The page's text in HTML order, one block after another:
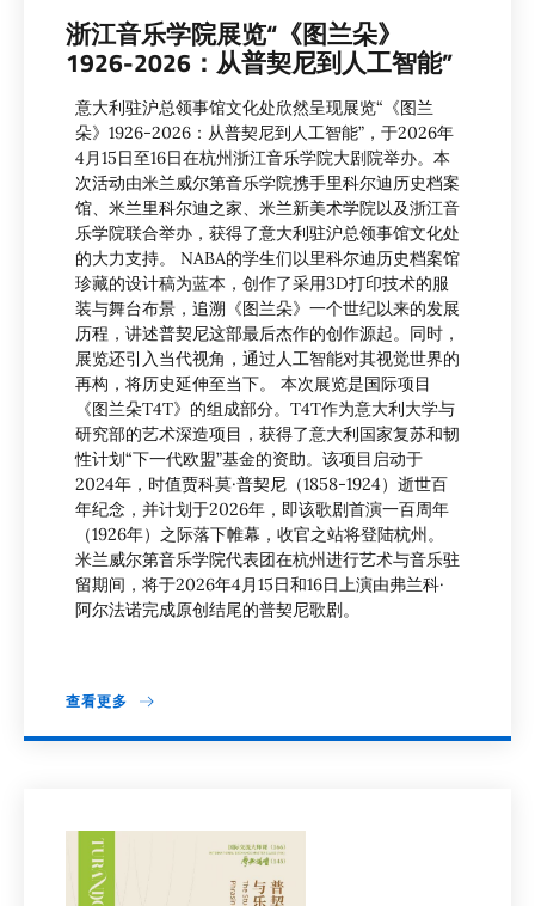
浙江音乐学院展览“《图兰朵》
1926-2026：从普契尼到人工智能”
意大利驻沪总领事馆文化处欣然呈现展览“《图兰
朵》1926-2026：从普契尼到人工智能”，于2026年
4月15日至16日在杭州浙江音乐学院大剧院举办。本
次活动由米兰威尔第音乐学院携手里科尔迪历史档案
馆、米兰里科尔迪之家、米兰新美术学院以及浙江音
乐学院联合举办，获得了意大利驻沪总领事馆文化处
的大力支持。 NABA的学生们以里科尔迪历史档案馆
珍藏的设计稿为蓝本，创作了采用3D打印技术的服
装与舞台布景，追溯《图兰朵》一个世纪以来的发展
历程，讲述普契尼这部最后杰作的创作源起。同时，
展览还引入当代视角，通过人工智能对其视觉世界的
再构，将历史延伸至当下。 本次展览是国际项目
《图兰朵T4T》的组成部分。T4T作为意大利大学与
研究部的艺术深造项目，获得了意大利国家复苏和韧
性计划“下一代欧盟”基金的资助。该项目启动于
2024年，时值贾科莫·普契尼（1858-1924）逝世百
年纪念，并计划于2026年，即该歌剧首演一百周年
（1926年）之际落下帷幕，收官之站将登陆杭州。
米兰威尔第音乐学院代表团在杭州进行艺术与音乐驻
留期间，将于2026年4月15日和16日上演由弗兰科·
阿尔法诺完成原创结尾的普契尼歌剧。
查看更多